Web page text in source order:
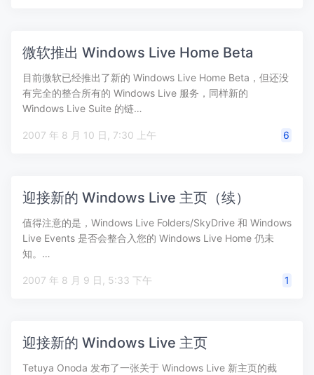
微软推出 Windows Live Home Beta
目前微软已经推出了新的 Windows Live Home Beta，但还没
有完全的整合所有的 Windows Live 服务，同样新的
Windows Live Suite 的链…
2007 年 8 月 10 日, 7:30 上午 6
迎接新的 Windows Live 主页（续）
值得注意的是，Windows Live Folders/SkyDrive 和 Windows
Live Events 是否会整合入您的 Windows Live Home 仍未
知。…
2007 年 8 月 9 日, 5:33 下午 1
迎接新的 Windows Live 主页
Tetuya Onoda 发布了一张关于 Windows Live 新主页的截